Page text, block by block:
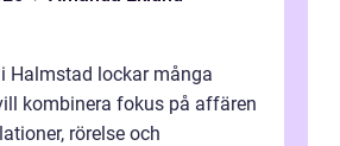
Halmstad lockar många
kombinera fokus på affären
rörelse och